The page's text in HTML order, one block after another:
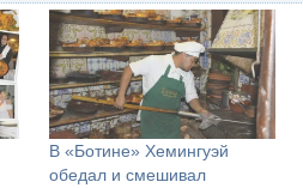
В «Ботине» Хемингуэй
обедал и смешивал